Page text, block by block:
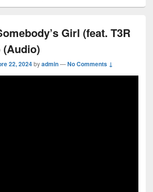
Girl (feat. T3R
(Audio)
22, 2024byadmin—No Comments ↓